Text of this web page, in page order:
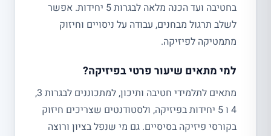
בחטיבה ועד הכנה מלאה לבגרות 5 יחידות. אפשר
לשלב תרגול מבחנים, עבודה על ניסויים וחיזוק
מתמטיקה לפיזיקה.
למי מתאים שיעור פרטי בפיזיקה?
מתאים לתלמידי חטיבה ותיכון, למתכוננים לבגרות 3,
4 ו 5 יחידות בפיזיקה, ולסטודנטים שצריכים חיזוק
בקורסי פיזיקה בסיסיים. גם מי שנפל בציון ורוצה